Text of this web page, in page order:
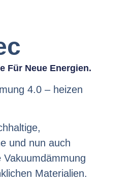
Für Neue Energien.
4.0 – heizen
und nun auch
Vakuumdämmung
Materialien.